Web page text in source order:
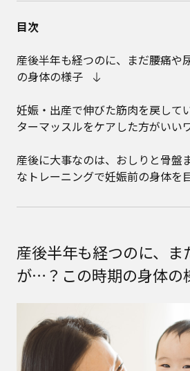
目次
産後半年も経つのに、まだ腰痛
の身体の様子
妊娠・出産で伸びた筋肉を戻して
ターマッスルをケアした方がいい
産後に大事なのは、おしりと骨盤
なトレーニングで妊娠前の身体を
産後半年も経つのに、
が…？この時期の身体の